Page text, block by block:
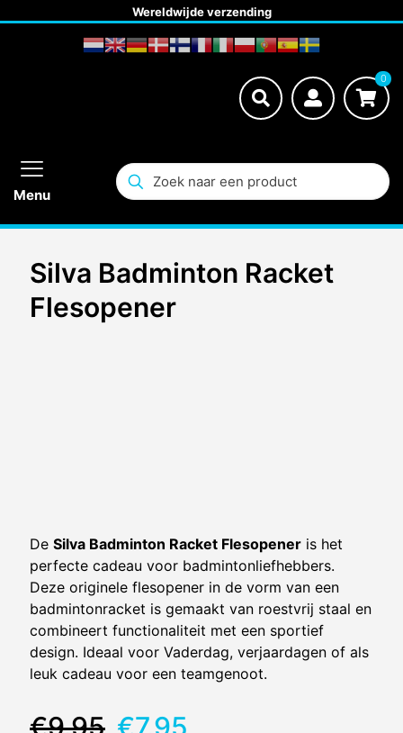
Wereldwijde verzending
0
Menu
Silva Badminton Racket
Flesopener
De Silva Badminton Racket Flesopener is het
perfecte cadeau voor badmintonliefhebbers.
Deze originele flesopener in de vorm van een
badmintonracket is gemaakt van roestvrij staal en
combineert functionaliteit met een sportief
design. Ideaal voor Vaderdag, verjaardagen of als
leuk cadeau voor een teamgenoot.
€9.95 Oorspronkelijke
€7.95